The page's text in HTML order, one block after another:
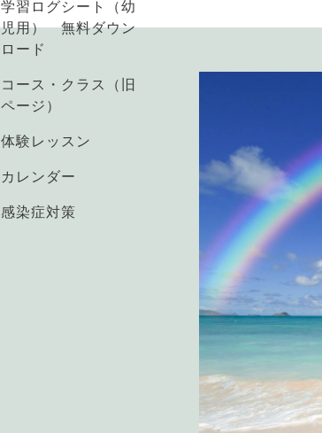
学習ログシート（幼
児用） 無料ダウン
ロード
コース・クラス（旧
ページ）
体験レッスン
カレンダー
感染症対策